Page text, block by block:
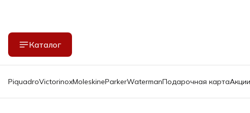
Каталог
PiquadroVictorinoxMoleskineParkerWatermanПодарочная картаАкции